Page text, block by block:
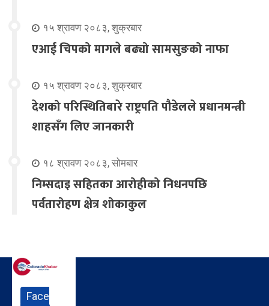
१५ श्रावण २०८३, शुक्रबार
एआई चिपको मागले बढ्यो सामसुङको नाफा
१५ श्रावण २०८३, शुक्रबार
देशको परिस्थितिबारे राष्ट्रपति पौडेलले प्रधानमन्त्री
शाहसँग लिए जानकारी
१८ श्रावण २०८३, सोमबार
निम्सदाइ सहितका आरोहीको निधनपछि
पर्वतारोहण क्षेत्र शोकाकुल
Face